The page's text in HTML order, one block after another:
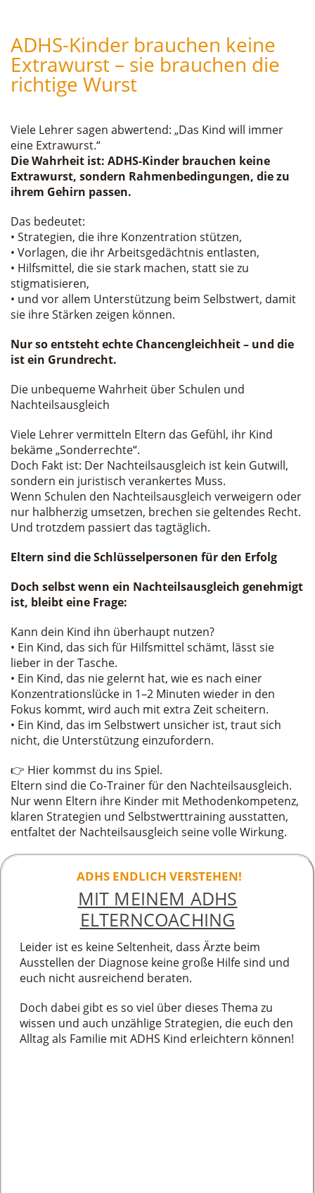
ADHS-Kinder brauchen keine
Extrawurst – sie brauchen die
richtige Wurst
Viele Lehrer sagen abwertend: „Das Kind will immer
eine Extrawurst.“
Die Wahrheit ist: ADHS-Kinder brauchen keine
Extrawurst, sondern Rahmenbedingungen, die zu
ihrem Gehirn passen.
Das bedeutet:
• Strategien, die ihre Konzentration stützen,
• Vorlagen, die ihr Arbeitsgedächtnis entlasten,
• Hilfsmittel, die sie stark machen, statt sie zu
stigmatisieren,
• und vor allem Unterstützung beim Selbstwert, damit
sie ihre Stärken zeigen können.
Nur so entsteht echte Chancengleichheit – und die
ist ein Grundrecht.
Die unbequeme Wahrheit über Schulen und
Nachteilsausgleich
Viele Lehrer vermitteln Eltern das Gefühl, ihr Kind
bekäme „Sonderrechte“.
Doch Fakt ist: Der Nachteilsausgleich ist kein Gutwill,
sondern ein juristisch verankertes Muss.
Wenn Schulen den Nachteilsausgleich verweigern oder
nur halbherzig umsetzen, brechen sie geltendes Recht.
Und trotzdem passiert das tagtäglich.
Eltern sind die Schlüsselpersonen für den Erfolg
Doch selbst wenn ein Nachteilsausgleich genehmigt
ist, bleibt eine Frage:
Kann dein Kind ihn überhaupt nutzen?
• Ein Kind, das sich für Hilfsmittel schämt, lässt sie
lieber in der Tasche.
• Ein Kind, das nie gelernt hat, wie es nach einer
Konzentrationslücke in 1–2 Minuten wieder in den
Fokus kommt, wird auch mit extra Zeit scheitern.
• Ein Kind, das im Selbstwert unsicher ist, traut sich
nicht, die Unterstützung einzufordern.
👉 Hier kommst du ins Spiel.
Eltern sind die Co-Trainer für den Nachteilsausgleich.
Nur wenn Eltern ihre Kinder mit Methodenkompetenz,
klaren Strategien und Selbstwerttraining ausstatten,
entfaltet der Nachteilsausgleich seine volle Wirkung.
ADHS ENDLICH VERSTEHEN!
MIT MEINEM ADHS
ELTERNCOACHING
Leider ist es keine Seltenheit, dass Ärzte beim
Ausstellen der Diagnose keine große Hilfe sind und
euch nicht ausreichend beraten.
Doch dabei gibt es so viel über dieses Thema zu
wissen und auch unzählige Strategien, die euch den
Alltag als Familie mit ADHS Kind erleichtern können!